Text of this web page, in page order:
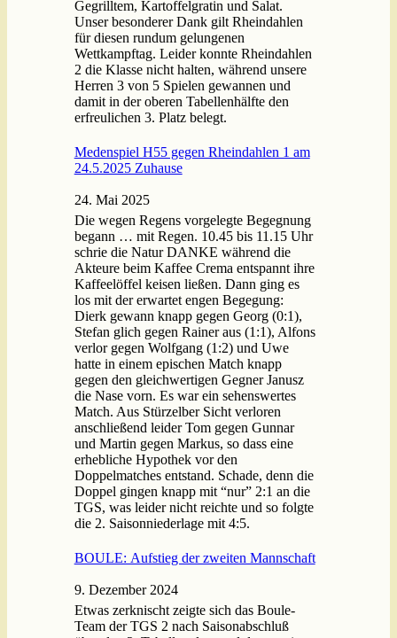
Gegrilltem, Kartoffelgratin und Salat.
Unser besonderer Dank gilt Rheindahlen
für diesen rundum gelungenen
Wettkampftag. Leider konnte Rheindahlen
2 die Klasse nicht halten, während unsere
Herren 3 von 5 Spielen gewannen und
damit in der oberen Tabellenhälfte den
erfreulichen 3. Platz belegt.
Medenspiel H55 gegen Rheindahlen 1 am
24.5.2025 Zuhause
24. Mai 2025
Die wegen Regens vorgelegte Begegnung
begann … mit Regen. 10.45 bis 11.15 Uhr
schrie die Natur DANKE während die
Akteure beim Kaffee Crema entspannt ihre
Kaffeelöffel keisen ließen. Dann ging es
los mit der erwartet engen Begegung:
Dierk gewann knapp gegen Georg (0:1),
Stefan glich gegen Rainer aus (1:1), Alfons
verlor gegen Wolfgang (1:2) und Uwe
hatte in einem epischen Match knapp
gegen den gleichwertigen Gegner Janusz
die Nase vorn. Es war ein sehenswertes
Match. Aus Stürzelber Sicht verloren
anschließend leider Tom gegen Gunnar
und Martin gegen Markus, so dass eine
erhebliche Hypothek vor den
Doppelmatches entstand. Schade, denn die
Doppel gingen knapp mit “nur” 2:1 an die
TGS, was leider nicht reichte und so folgte
die 2. Saisonniederlage mit 4:5.
BOULE: Aufstieg der zweiten Mannschaft
9. Dezember 2024
Etwas zerknischt zeigte sich das Boule-
Team der TGS 2 nach Saisonabschluß